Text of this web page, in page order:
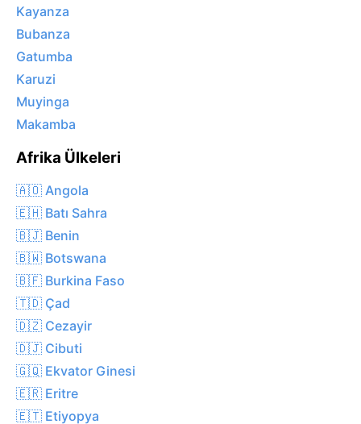
Kayanza
Bubanza
Gatumba
Karuzi
Muyinga
Makamba
Afrika Ülkeleri
🇦🇴 Angola
🇪🇭 Batı Sahra
🇧🇯 Benin
🇧🇼 Botswana
🇧🇫 Burkina Faso
🇹🇩 Çad
🇩🇿 Cezayir
🇩🇯 Cibuti
🇬🇶 Ekvator Ginesi
🇪🇷 Eritre
🇪🇹 Etiyopya